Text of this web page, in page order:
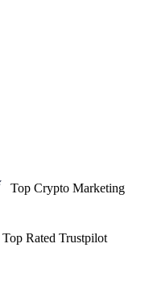
Top Crypto Marketing
Top Rated Trustpilot